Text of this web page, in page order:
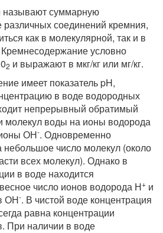
суммарную
соединений кремния,
как в молекулярной, так и в
условно
2 и выражают в мкг/кг или мг/кг.
имеет показатель pH,
в воде водородных
непрерывный обратимый
молекул воды на ионы водорода
ОН-. Одновременно
небольшое число молекул (около
всех молекул). Однако в
в воде находится
число ионов водорода Н+ и
ОН-. В чистой воде концентрация
равна концентрации
При наличии в воде